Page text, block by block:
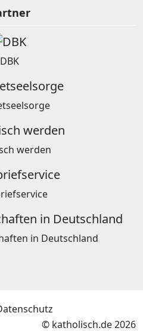
DBK
werden
in Deutschland
© katholisch.de 2026